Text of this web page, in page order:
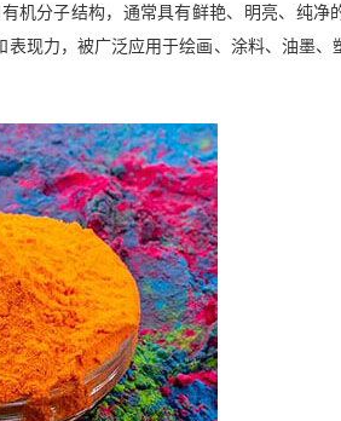
机分子结构，通常具有鲜艳、明亮、纯净
现力，被广泛应用于绘画、涂料、油墨、